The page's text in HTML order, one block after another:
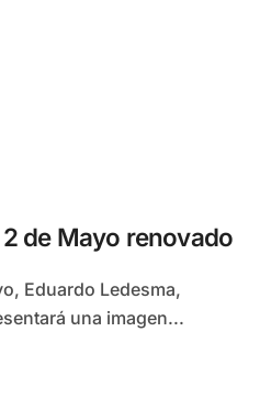
de Mayo renovado
una imagen...